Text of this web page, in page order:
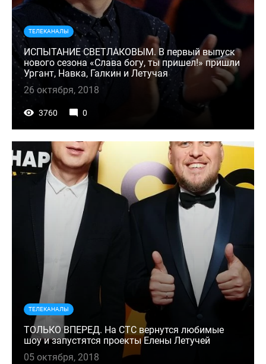
ТЕЛЕКАНАЛЫ
ИСПЫТАНИЕ СВЕТЛАКОВЫМ. В первый выпуск
нового сезона «Слава богу, ты пришел!» пришли
Ургант, Навка, Галкин и Летучая
26 октября, 2018
3760 0
ТЕЛЕКАНАЛЫ
ТОЛЬКО ВПЕРЕД. На СТС вернутся любимые
шоу и запустятся проекты Елены Летучей
05 октября, 2018